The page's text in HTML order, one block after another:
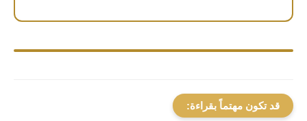
قد تكون مهتماً بقراءة: